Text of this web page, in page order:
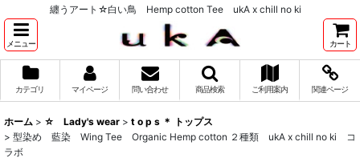
纏うアート☆白い鳥 Hemp cotton Tee ukA x chill no ki
メニュー カート
カテゴリ マイページ 問い合わせ 商品検索 ご利用案内 関連ページ
ホーム > ☆ Lady's wear > t o p s ＊ トップス
> 型染め 藍染 Wing Tee Organic Hemp cotton ２種類 ukA x chill no ki コ
ラボ